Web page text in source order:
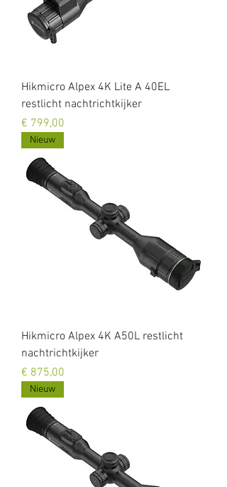
Hikmicro Alpex 4K Lite A 40EL
restlicht nachtrichtkijker
Prijs
€ 799,00
Nieuw
Hikmicro Alpex 4K A50L restlicht
nachtrichtkijker
Prijs
€ 875,00
Nieuw